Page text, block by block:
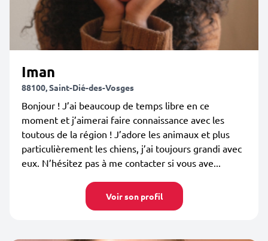
Iman
88100, Saint-Dié-des-Vosges
Bonjour ! J’ai beaucoup de temps libre en ce
moment et j’aimerai faire connaissance avec les
toutous de la région ! J’adore les animaux et plus
particulièrement les chiens, j’ai toujours grandi avec
eux. N’hésitez pas à me contacter si vous ave...
Voir son profil